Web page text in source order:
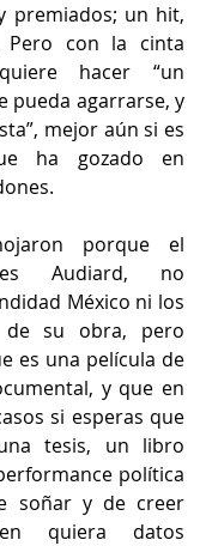
premiados; un hit,
Pero con la cinta
hacer “un
pueda agarrarse, y
mejor aún si es
ha gozado en
porque el
Audiard, no
México ni los
de su obra, pero
es una película de
y que en
si esperas que
tesis, un libro
política
soñar y de creer
quiera datos